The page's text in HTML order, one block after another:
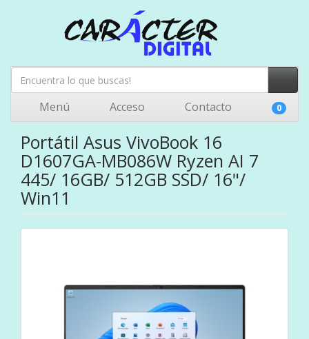
Menú Acceso Contacto 0
Portátil Asus VivoBook 16
D1607GA-MB086W Ryzen AI 7
445/ 16GB/ 512GB SSD/ 16"/
Win11